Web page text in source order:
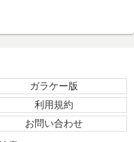
ガラケー版
利用規約
お問い合わせ